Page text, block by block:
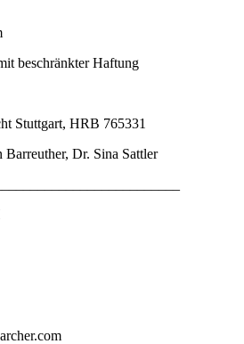
beschränkter Haftung
Stuttgart, HRB 765331
Dr. Sina Sattler